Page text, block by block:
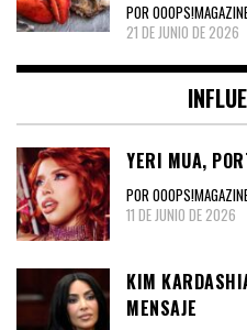
POR
21 DE JUNIO DE 2026
YERI MUA,
POR
11 DE JUNIO DE 2026
KIM
MENSAJE